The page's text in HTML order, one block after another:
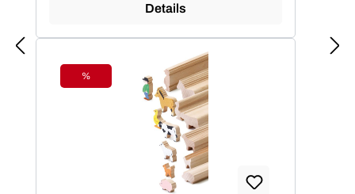
Details
Rabatt
%